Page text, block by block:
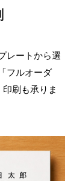
レートから選
フルオーダ
刷も承りま